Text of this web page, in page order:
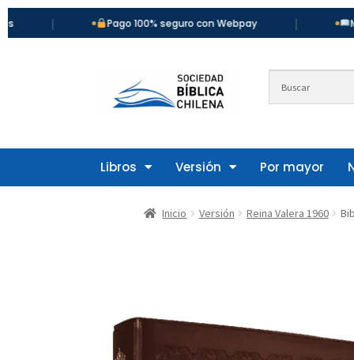
Pago 100% seguro con Webpay | Más de
Libros Versión Por mayor
Inicio Versión Reina Valera 1960